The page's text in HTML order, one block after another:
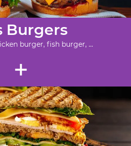
Burgers
burger, fish burger, ...
+